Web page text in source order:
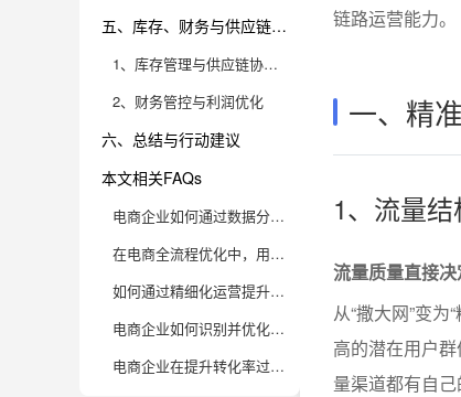
五、库存、财务与供应链协同提效
1、库存管理与供应链协同优化
2、财务管控与利润优化
六、总结与行动建议
本文相关FAQs
电商企业如何通过数据分析优化访客转化率？
在电商全流程优化中，用户体验提升有哪些数据驱动的方法？
如何通过精细化运营提升电商用户复购率？
电商企业如何识别并优化全流程中的转化瓶颈？
电商企业在提升转化率过程中常见误区有哪些？如何规避？
链路运营能力。
一、精
1、流量
流量质量直接决
从“撒大网”变
高的潜在用户
量渠道都有自己